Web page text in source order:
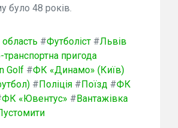
було 48 років.
#Футболіст #Львів
пригода
Golf #ФК «Динамо» (Київ)
#Поліція #Поїзд #ФК
ФК «Ювентус» #Вантажівка